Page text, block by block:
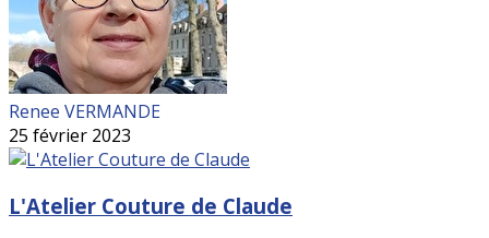
Renee VERMANDE
25 février 2023
L'Atelier Couture de Claude